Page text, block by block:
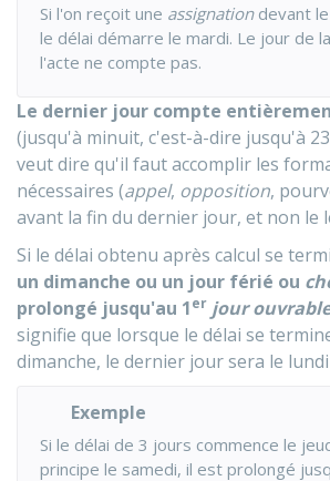
Si l'on reçoit une assignationdevant le
le délai démarre le mardi. Le jour de
l'acte ne compte pas.
Le dernier jour compte
(jusqu'à minuit, c'est-à-dire jusqu'à
veut dire qu'il faut accomplir les
nécessaires (appel, opposition,
avant la fin du dernier jour, et non le
Si le délai obtenu après calcul se
un dimanche ou un jour férié ou
prolongé jusqu'au 1er jour ouvrable
signifie que lorsque le délai se
dimanche, le dernier jour sera le
Exemple
Si le délai de 3 jours commence le
principe le samedi, il est prolongé